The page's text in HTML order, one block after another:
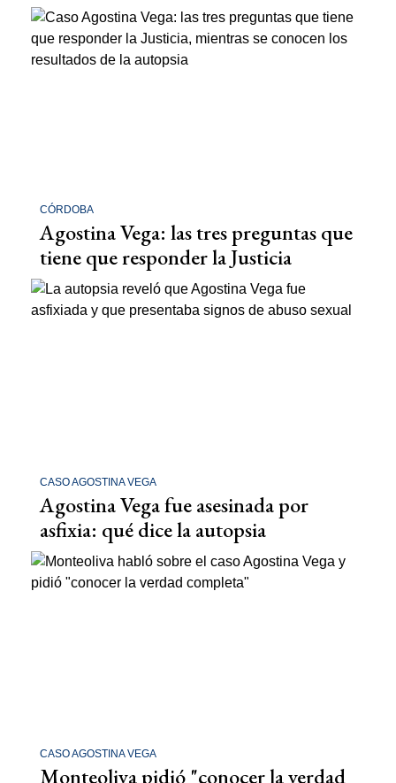
CÓRDOBA
Agostina Vega: las tres preguntas que
tiene que responder la Justicia
CASO AGOSTINA VEGA
Agostina Vega fue asesinada por
asfixia: qué dice la autopsia
CASO AGOSTINA VEGA
Monteoliva pidió "conocer la verdad